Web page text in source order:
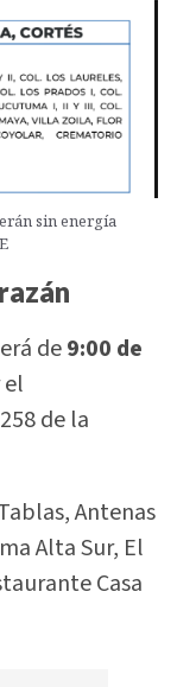
sin energía
de9:00 de
de la
Antenas
Alta Sur, El
Casa